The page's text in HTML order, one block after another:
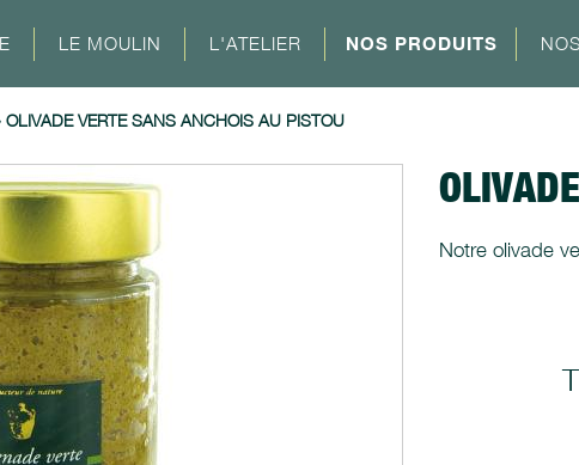
LE MOULIN L'ATELIER NOS PRODUITS
OLIVADE VERTE SANS ANCHOIS AU PISTOU
Notre olivade